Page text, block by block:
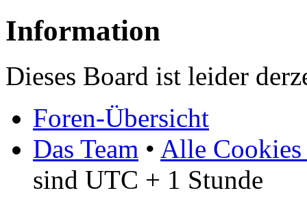
Information
Dieses Board ist leider
Foren-Übersicht
Das Team • Alle Cookies
sind UTC + 1 Stunde